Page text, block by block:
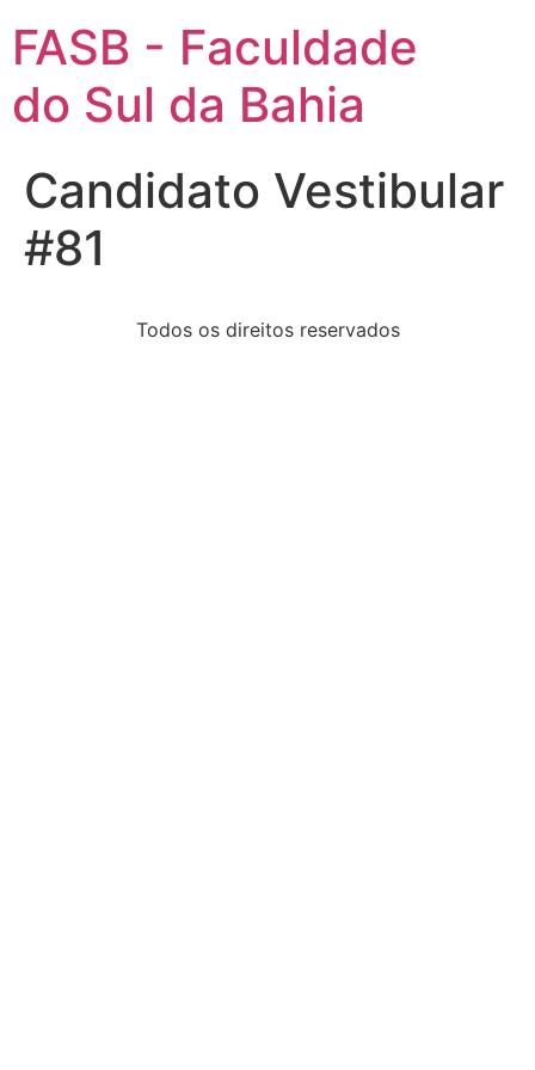
FASB - Faculdade
do Sul da Bahia
Candidato Vestibular
#81
Todos os direitos reservados